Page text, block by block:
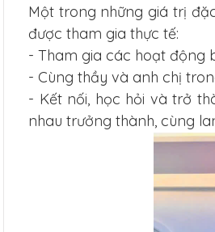
Một trong những giá trị
được tham gia thực tế:
- Tham gia các hoạt động
- Cùng thầy và anh chị
- Kết nối, học hỏi và trở
nhau trưởng thành, cùng